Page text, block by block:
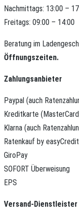
Nachmittags: 13:00 –
Freitags: 09:00 – 14:00
Beratung im
Öffnungszeiten.
Zahlungsanbieter
Paypal (auch
Kreditkarte
Klarna (auch
Ratenkauf by easyCredit
GiroPay
SOFORT Überweisung
EPS
Versand-Dienstleister